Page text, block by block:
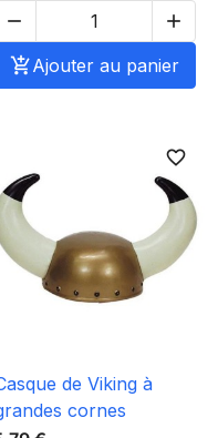


Ajouter au panier
favorite_border
de Viking à
cornes